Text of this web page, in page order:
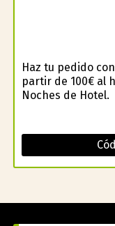
Haz tu pedido
partir de 100€ al
Noches de Hotel.